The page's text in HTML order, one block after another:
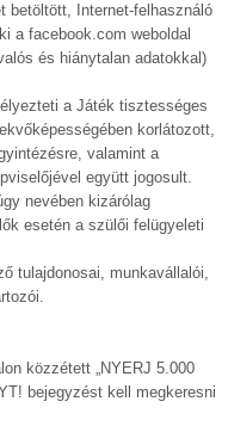
betöltött, Internet-felhasználó
a facebook.com weboldal
és hiánytalan adatokkal)
a Játék tisztességes
korlátozott,
valamint a
együtt jogosult.
nevében kizárólag
esetén a szülői felügyeleti
tulajdonosai, munkavállalói,
közzétett „NYERJ 5.000
bejegyzést kell megkeresni